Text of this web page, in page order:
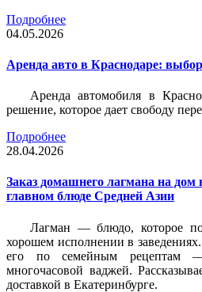
Подробнее
04.05.2026
Аренда авто в Краснодаре:
Аренда автомобиля в
решение, которое дает свободу
Подробнее
28.04.2026
Заказ домашнего лагмана на дом
главном блюде Средней Азии
Лагман — блюдо, которое
хорошем исполнении в
его по семейным
многочасовой ваджей.
доставкой в Екатеринбурге.